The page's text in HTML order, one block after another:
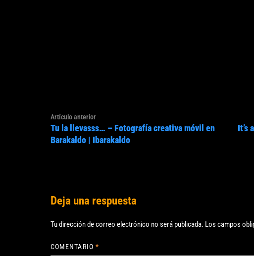
Navegación
de
entradas
Artículo anteriorArtículo
anterior:
Tu la llevasss… – Fotografía creativa móvil en
Barakaldo | Ibarakaldo
It’s
Deja una respuesta
Tu dirección de correo electrónico no será publicada. Los campos
COMENTARIO *